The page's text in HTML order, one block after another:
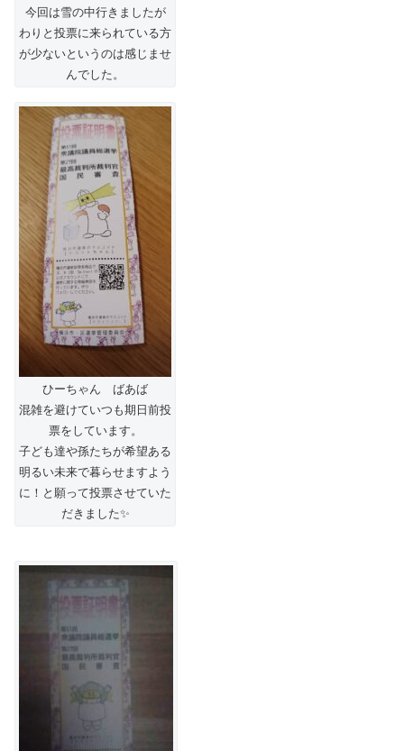
今回は雪の中行きましたが
わりと投票に来られている方
が少ないというのは感じませ
んでした。
ひーちゃん ばあば
混雑を避けていつも期日前投
票をしています。
子ども達や孫たちが希望ある
明るい未来で暮らせますよう
に！と願って投票させていた
だきました✨️